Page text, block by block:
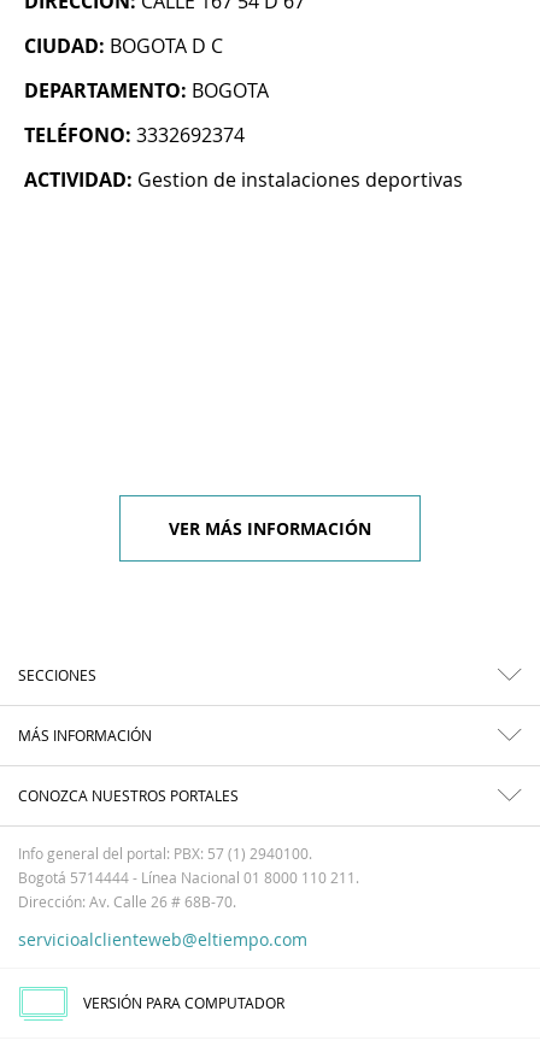
CIUDAD: BOGOTA D C
DEPARTAMENTO: BOGOTA
TELÉFONO: 3332692374
ACTIVIDAD: Gestion de instalaciones deportivas
VER MÁS INFORMACIÓN
SECCIONES
MÁS INFORMACIÓN
CONOZCA NUESTROS PORTALES
Info general del portal: PBX: 57 (1) 2940100.
Bogotá 5714444 - Línea Nacional 01 8000 110 211.
Dirección: Av. Calle 26 # 68B-70.
servicioalclienteweb@eltiempo.com
VERSIÓN PARA COMPUTADOR